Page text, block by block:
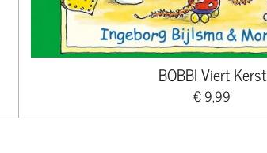
BOBBI Viert Kerst
€ 9,99